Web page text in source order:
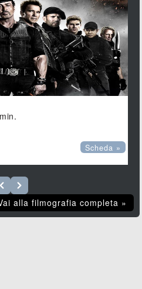
Scheda »
alla filmografia completa »